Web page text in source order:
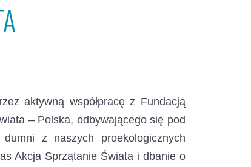
aktywną współpracę z Fundacją
– Polska, odbywającego się pod
dumni z naszych proekologicznych
Akcja Sprzątanie Świata i dbanie o